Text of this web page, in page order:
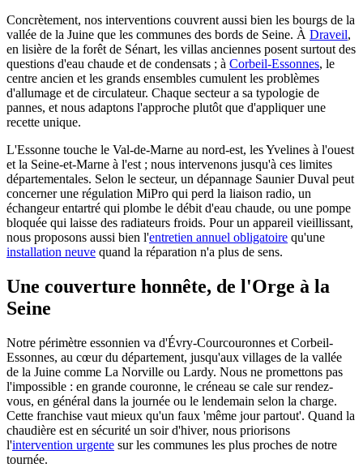
Concrètement, nos interventions couvrent aussi bien les bourgs de la
vallée de la Juine que les communes des bords de Seine. À Draveil,
en lisière de la forêt de Sénart, les villas anciennes posent surtout des
questions d'eau chaude et de condensats ; à Corbeil-Essonnes, le
centre ancien et les grands ensembles cumulent les problèmes
d'allumage et de circulateur. Chaque secteur a sa typologie de
pannes, et nous adaptons l'approche plutôt que d'appliquer une
recette unique.
L'Essonne touche le Val-de-Marne au nord-est, les Yvelines à l'ouest
et la Seine-et-Marne à l'est ; nous intervenons jusqu'à ces limites
départementales. Selon le secteur, un dépannage Saunier Duval peut
concerner une régulation MiPro qui perd la liaison radio, un
échangeur entartré qui plombe le débit d'eau chaude, ou une pompe
bloquée qui laisse des radiateurs froids. Pour un appareil vieillissant,
nous proposons aussi bien l'entretien annuel obligatoire qu'une
installation neuve quand la réparation n'a plus de sens.
Une couverture honnête, de l'Orge à la
Seine
Notre périmètre essonnien va d'Évry-Courcouronnes et Corbeil-
Essonnes, au cœur du département, jusqu'aux villages de la vallée
de la Juine comme La Norville ou Lardy. Nous ne promettons pas
l'impossible : en grande couronne, le créneau se cale sur rendez-
vous, en général dans la journée ou le lendemain selon la charge.
Cette franchise vaut mieux qu'un faux 'même jour partout'. Quand la
chaudière est en sécurité un soir d'hiver, nous priorisons
l'intervention urgente sur les communes les plus proches de notre
tournée.